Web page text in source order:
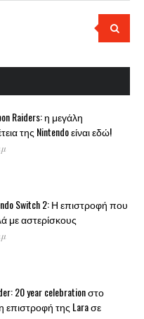
Raiders: η μεγάλη
της Nintendo είναι εδώ!
Switch 2: Η επιστροφή που
με αστερίσκους
20 year celebration στο
επιστροφή της Lara σε